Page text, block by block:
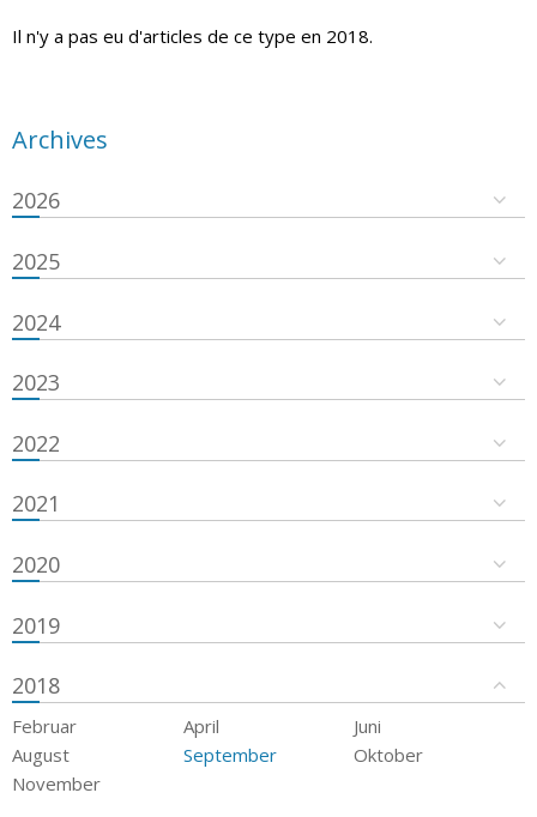
Il n'y a pas eu d'articles de ce type en 2018.
Archives
2026
2025
2024
2023
2022
2021
2020
2019
2018
Februar April
Juni
August
September
Oktober
November